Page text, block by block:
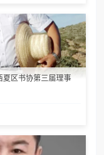
区书协第三届理事